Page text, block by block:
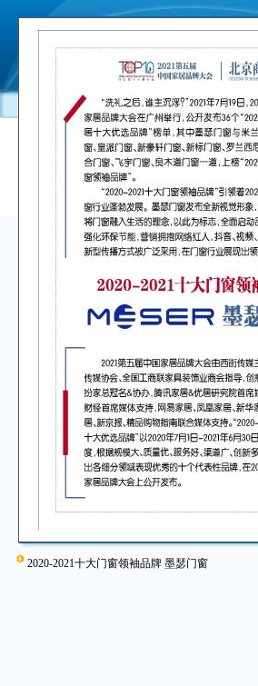
2020-2021十大门窗领袖品牌 墨瑟门窗